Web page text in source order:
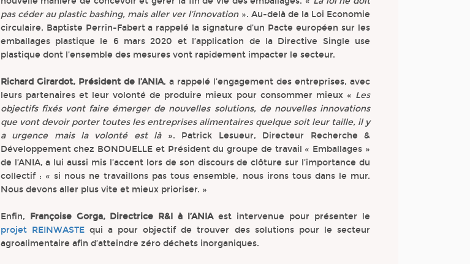
pas céder au plastic bashing, mais aller ver l’innovation». Au-delà de la Loi Economie
circulaire, Baptiste Perrin-Fabert a rappelé la signature d’un Pacte européen sur les
emballages plastique le 6 mars 2020 et l’application de la Directive Single use
plastique dont l’ensemble des mesures vont rapidement impacter le secteur.
Richard Girardot, Président de l’ANIA, a rappelé l’engagement des entreprises, avec
leurs partenaires et leur volonté de produire mieux pour consommer mieux « Les
objectifs fixés vont faire émerger de nouvelles solutions, de nouvelles innovations
que vont devoir porter toutes les entreprises alimentaires quelque soit leur taille, il y
a urgence mais la volonté est là». Patrick Lesueur, Directeur Recherche &
Développement chez BONDUELLE et Président du groupe de travail « Emballages »
de l’ANIA, a lui aussi mis l’accent lors de son discours de clôture sur l’importance du
collectif : « si nous ne travaillons pas tous ensemble, nous irons tous dans le mur.
Nous devons aller plus vite et mieux prioriser. »
Enfin, Françoise Gorga, Directrice R&I à l’ANIAest intervenue pour présenter le
projet REINWASTEqui a pour objectif de trouver des solutions pour le secteur
agroalimentaire afin d’atteindre zéro déchets inorganiques.